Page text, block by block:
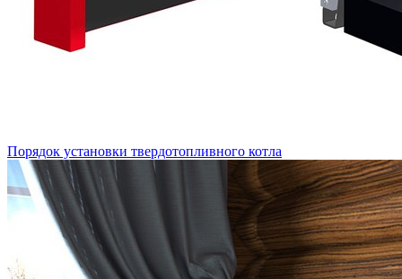
Порядок установки твердотопливного котла